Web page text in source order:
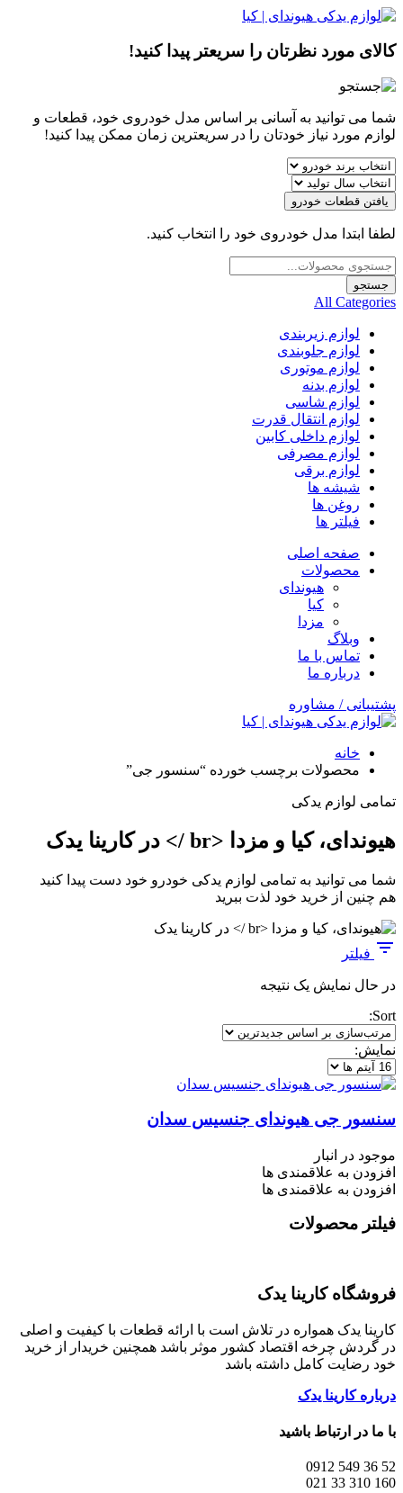
کالای مورد نظرتان را سریعتر پیدا کنید!
شما می توانید به آسانی بر اساس مدل خودروی خود، قطعات و
لوازم مورد نیاز خودتان را در سریعترین زمان ممکن پیدا کنید!
یافتن قطعات خودرو
لطفا ابتدا مدل خودروی خود را انتخاب کنید.
Products
search
جستجو
All Categories
لوازم زیربندی
لوازم جلوبندی
لوازم موتوری
لوازم بدنه
لوازم شاسی
لوازم انتقال قدرت
لوازم داخلی کابین
لوازم مصرفی
لوازم برقی
شیشه ها
روغن ها
فیلتر ها
صفحه اصلی
محصولات
هیوندای
کیا
مزدا
وبلاگ
تماس با ما
درباره ما
پشتیبانی / مشاوره
خانه
محصولات برچسب خورده “سنسور جی”
تمامی لوازم یدکی
هیوندای، کیا و مزدا <br /> در کارینا یدک
شما می توانید به تمامی لوازم یدکی خودرو خود دست پیدا کنید
هم چنین از خرید خود لذت ببرید
فیلتر
در حال نمایش یک نتیجه
Sort:
نمایش:
سنسور جی هیوندای جنسیس سدان
موجود در انبار
افزودن به علاقمندی ها
افزودن به علاقمندی ها
فیلتر محصولات
فروشگاه کارینا یدک
کارینا یدک همواره در تلاش است با ارائه قطعات با کیفیت و اصلی
در گردش چرخه اقتصاد کشور موثر باشد همچنین خریدار از خرید
خود رضایت کامل داشته باشد
درباره کارینا یدک
با ما در ارتباط باشید
52 36 549 0912
160 310 33 021